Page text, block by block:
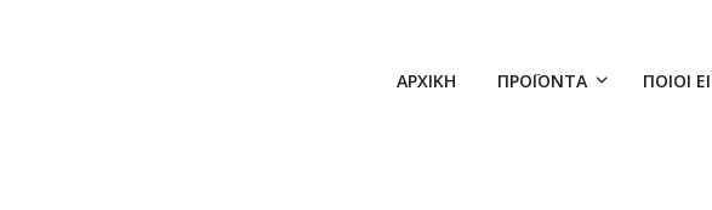
ΑΡΧΙΚΉ ΠΡΟΪΌΝΤΑ ΠΟΙΟΊ